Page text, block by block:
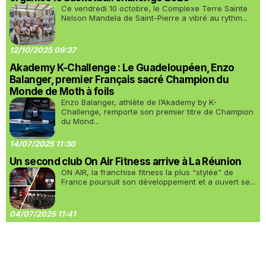
Ce vendredi 10 octobre, le Complexe Terre Sainte
Nelson Mandela de Saint-Pierre a vibré au rythm...
12/10/2025 09:37
Akademy K-Challenge : Le Guadeloupéen, Enzo
Balanger, premier Français sacré Champion du
Monde de Moth à foils
Enzo Balanger, athlète de l’Akademy by K-
Challenge, remporte son premier titre de Champion
du Mond...
14/07/2025 11:30
Un second club On Air Fitness arrive à La Réunion
ON AIR, la franchise fitness la plus “stylée” de
France poursuit son développement et a ouvert se...
04/07/2025 11:41